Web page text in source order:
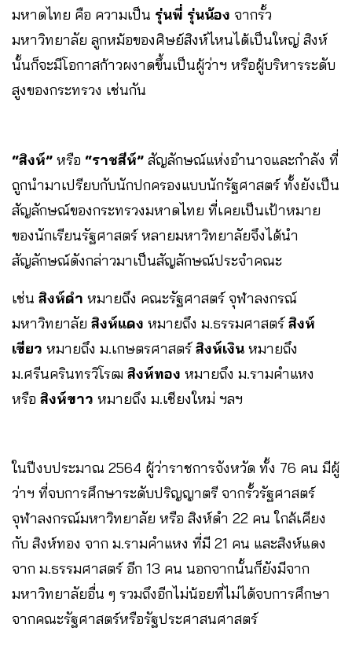
มหาดไทย คือ ความเป็น รุ่นพี่ รุ่นน้อง จากรั้ว
มหาวิทยาลัย ลูกหม้อของศิษย์สิงห์ไหนได้เป็นใหญ่ สิงห์
นั้นก็จะมีโอกาสก้าวผงาดขึ้นเป็นผู้ว่าฯ หรือผู้บริหารระดับ
สูงของกระทรวง เช่นกัน
“สิงห์” หรือ “ราชสีห์” สัญลักษณ์แห่งอำนาจและกำลัง ที่
ถูกนำมาเปรียบกับนักปกครองแบบนักรัฐศาสตร์ ทั้งยังเป็น
สัญลักษณ์ของกระทรวงมหาดไทย ที่เคยเป็นเป้าหมาย
ของนักเรียนรัฐศาสตร์ หลายมหาวิทยาลัยจึงได้นำ
สัญลักษณ์ดังกล่าวมาเป็นสัญลักษณ์ประจำคณะ
เช่น สิงห์ดำ หมายถึง คณะรัฐศาสตร์ จุฬาลงกรณ์
มหาวิทยาลัย สิงห์แดง หมายถึง ม.ธรรมศาสตร์สิงห์
เขียว หมายถึง ม.เกษตรศาสตร์สิงห์เงิน หมายถึง
ม.ศรีนครินทรวิโรฒ สิงห์ทอง หมายถึง ม.รามคำแหง
หรือ สิงห์ขาว หมายถึง ม.เชียงใหม่ ฯลฯ
ในปีงบประมาณ 2564 ผู้ว่าราชการจังหวัด ทั้ง 76 คน มีผู้
ว่าฯ ที่จบการศึกษาระดับปริญญาตรี จากรั้วรัฐศาสตร์
จุฬาลงกรณ์มหาวิทยาลัย หรือ สิงห์ดำ 22 คน ใกล้เคียง
กับ สิงห์ทอง จาก ม.รามคำแหง ที่มี 21 คน และสิงห์แดง
จาก ม.ธรรมศาสตร์ อีก 13 คน นอกจากนั้นก็ยังมีจาก
มหาวิทยาลัยอื่น ๆ รวมถึงอีกไม่น้อยที่ไม่ได้จบการศึกษา
จากคณะรัฐศาสตร์หรือรัฐประศาสนศาสตร์